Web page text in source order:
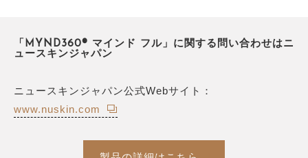
「MYND360® マインド フル」に関する問い合わせはニ
ュースキンジャパン
ニュースキンジャパン公式Webサイト：
www.nuskin.com